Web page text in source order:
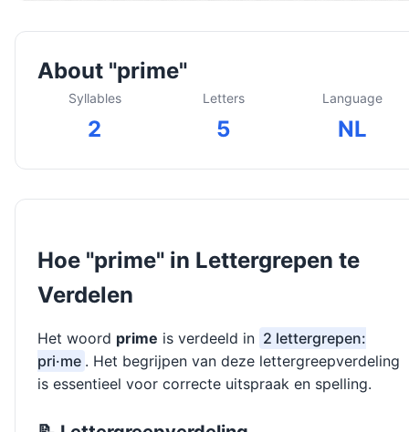
About "prime"
Syllables
2
Letters
5
Language
NL
Hoe "prime" in Lettergrepen te
Verdelen
Het woord prime is verdeeld in 2 lettergrepen:
pri·me . Het begrijpen van deze lettergreepverdeling
is essentieel voor correcte uitspraak en spelling.